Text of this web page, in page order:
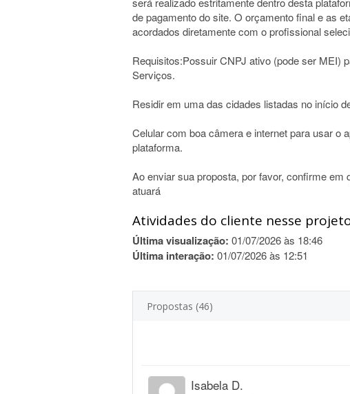
de pagamento do site. O orçamento final e as
acordados diretamente com o profissional
Requisitos:Possuir CNPJ ativo (pode ser MEI)
Serviços.
Residir em uma das cidades listadas no início
Celular com boa câmera e internet para usar o
plataforma.
Ao enviar sua proposta, por favor, confirme
atuará
Atividades do cliente nesse
Última visualização: 01/07/2026 às 18:46
Última interação: 01/07/2026 às 12:51
Propostas (46)
Isabela D.